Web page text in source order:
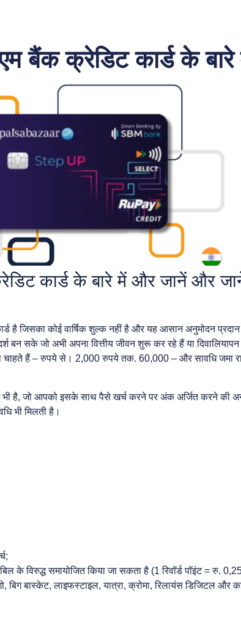
बैंक क्रेडिट कार्ड के
कार्ड के बारे में और जानें और
है जिसका कोई वार्षिक शुल्क नहीं है और यह आसान अनुमोदन
बन सके जो अभी अपना वित्तीय जीवन शुरू कर रहे हैं या
चाहते हैं – रुपये से। 2,000 रुपये तक. 60,000 – और सावधि जमा
है, जो आपको इसके साथ पैसे खर्च करने पर अंक अर्जित करने की
भी मिलती है।
के विरुद्ध समायोजित किया जा सकता है (1 रिवॉर्ड पॉइंट = रु.
बिग बास्केट, लाइफस्टाइल, यात्रा, क्रोमा, रिलायंस डिजिटल